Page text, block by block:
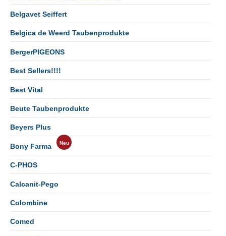
Belgavet Seiffert
Belgica de Weerd Taubenprodukte
BergerPIGEONS
Best Sellers!!!!
Best Vital
Beute Taubenprodukte
Beyers Plus
Bony Farma
C-PHOS
Calcanit-Pego
Colombine
Comed